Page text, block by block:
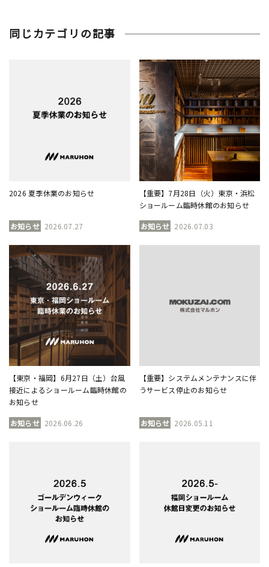
同じカテゴリの記事
2026 夏季休業のお知らせ
お知らせ 2026.07.27
【重要】7月28日（火）東京・浜松
ショールーム臨時休館のお知らせ
お知らせ 2026.07.03
【東京・福岡】6月27日（土）台風
接近によるショールーム臨時休館の
お知らせ
お知らせ 2026.06.26
【重要】システムメンテナンスに伴
うサービス停止のお知らせ
お知らせ 2026.05.11